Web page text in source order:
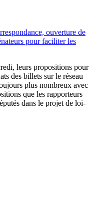
ouverture de
pour faciliter les
leurs propositions pour
des billets sur le réseau
plus nombreux avec
que les rapporteurs
dans le projet de loi-